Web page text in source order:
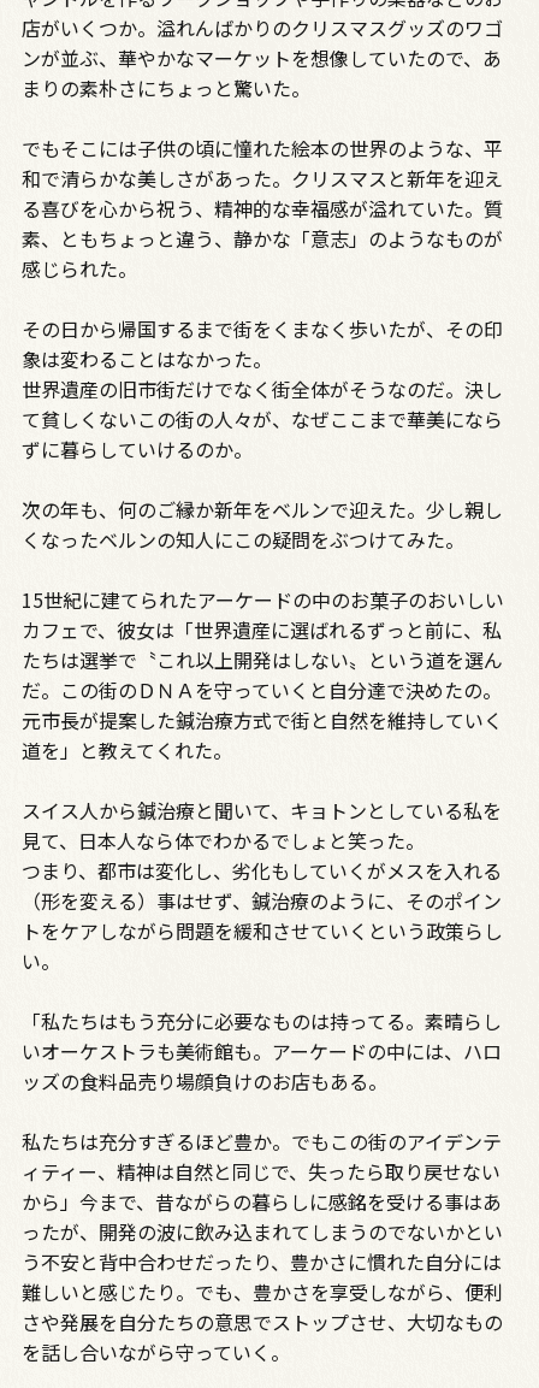
店がいくつか。溢れんばかりのクリスマスグッズのワゴ
ンが並ぶ、華やかなマーケットを想像していたので、あ
まりの素朴さにちょっと驚いた。
でもそこには子供の頃に憧れた絵本の世界のような、平
和で清らかな美しさがあった。クリスマスと新年を迎え
る喜びを心から祝う、精神的な幸福感が溢れていた。質
素、ともちょっと違う、静かな「意志」のようなものが
感じられた。
その日から帰国するまで街をくまなく歩いたが、その印
象は変わることはなかった。
世界遺産の旧市街だけでなく街全体がそうなのだ。決し
て貧しくないこの街の人々が、なぜここまで華美になら
ずに暮らしていけるのか。
次の年も、何のご縁か新年をベルンで迎えた。少し親し
くなったベルンの知人にこの疑問をぶつけてみた。
15世紀に建てられたアーケードの中のお菓子のおいしい
カフェで、彼女は「世界遺産に選ばれるずっと前に、私
たちは選挙で〝これ以上開発はしない〟という道を選ん
だ。この街のＤＮＡを守っていくと自分達で決めたの。
元市長が提案した鍼治療方式で街と自然を維持していく
道を」と教えてくれた。
スイス人から鍼治療と聞いて、キョトンとしている私を
見て、日本人なら体でわかるでしょと笑った。
つまり、都市は変化し、劣化もしていくがメスを入れる
（形を変える）事はせず、鍼治療のように、そのポイン
トをケアしながら問題を緩和させていくという政策らし
い。
「私たちはもう充分に必要なものは持ってる。素晴らし
いオーケストラも美術館も。アーケードの中には、ハロ
ッズの食料品売り場顔負けのお店もある。
私たちは充分すぎるほど豊か。でもこの街のアイデンテ
ィティー、精神は自然と同じで、失ったら取り戻せない
から」今まで、昔ながらの暮らしに感銘を受ける事はあ
ったが、開発の波に飲み込まれてしまうのでないかとい
う不安と背中合わせだったり、豊かさに慣れた自分には
難しいと感じたり。でも、豊かさを享受しながら、便利
さや発展を自分たちの意思でストップさせ、大切なもの
を話し合いながら守っていく。